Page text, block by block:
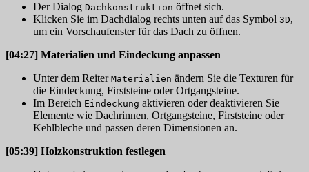
Der Dialog Dachkonstruktion öffnet sich.
Klicken Sie im Dachdialog rechts unten auf das Symbol 3D,
um ein Vorschaufenster für das Dach zu öffnen.
[04:27] Materialien und Eindeckung anpassen
Unter dem Reiter Materialien ändern Sie die Texturen für
die Eindeckung, Firststeine oder Ortgangsteine.
Im Bereich Eindeckung aktivieren oder deaktivieren Sie
Elemente wie Dachrinnen, Ortgangsteine, Firststeine oder
Kehlbleche und passen deren Dimensionen an.
[05:39] Holzkonstruktion festlegen